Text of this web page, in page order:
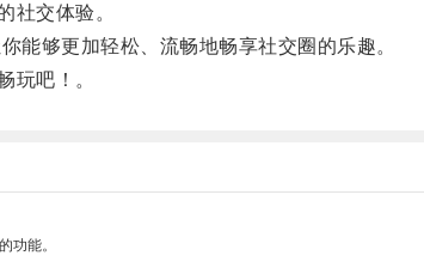
交体验。
够更加轻松、流畅地畅享社交圈的乐趣。
吧！。
功能。